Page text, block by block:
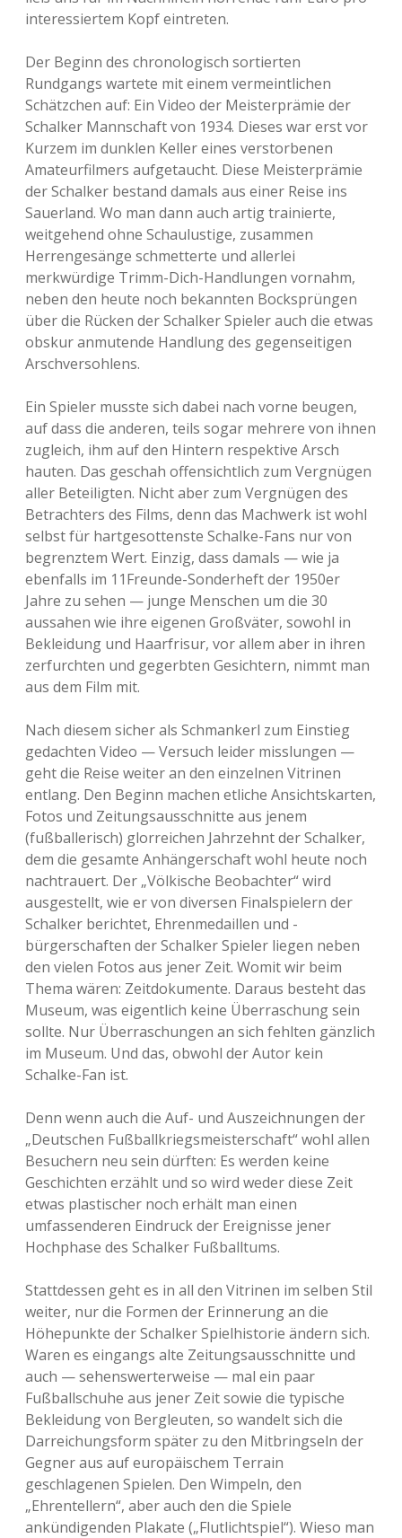
interessiertem Kopf eintreten.
Der Beginn des chronologisch sortierten
Rundgangs wartete mit einem vermeintlichen
Schätzchen auf: Ein Video der Meisterprämie der
Schalker Mannschaft von 1934. Dieses war erst vor
Kurzem im dunklen Keller eines verstorbenen
Amateurfilmers aufgetaucht. Diese Meisterprämie
der Schalker bestand damals aus einer Reise ins
Sauerland. Wo man dann auch artig trainierte,
weitgehend ohne Schaulustige, zusammen
Herrengesänge schmetterte und allerlei
merkwürdige Trimm-Dich-Handlungen vornahm,
neben den heute noch bekannten Bocksprüngen
über die Rücken der Schalker Spieler auch die etwas
obskur anmutende Handlung des gegenseitigen
Arschversohlens.
Ein Spieler musste sich dabei nach vorne beugen,
auf dass die anderen, teils sogar mehrere von ihnen
zugleich, ihm auf den Hintern respektive Arsch
hauten. Das geschah offensichtlich zum Vergnügen
aller Beteiligten. Nicht aber zum Vergnügen des
Betrachters des Films, denn das Machwerk ist wohl
selbst für hartgesottenste Schalke-Fans nur von
begrenztem Wert. Einzig, dass damals — wie ja
ebenfalls im 11Freunde-Sonderheft der 1950er
Jahre zu sehen — junge Menschen um die 30
aussahen wie ihre eigenen Großväter, sowohl in
Bekleidung und Haarfrisur, vor allem aber in ihren
zerfurchten und gegerbten Gesichtern, nimmt man
aus dem Film mit.
Nach diesem sicher als Schmankerl zum Einstieg
gedachten Video — Versuch leider misslungen —
geht die Reise weiter an den einzelnen Vitrinen
entlang. Den Beginn machen etliche Ansichtskarten,
Fotos und Zeitungsausschnitte aus jenem
(fußballerisch) glorreichen Jahrzehnt der Schalker,
dem die gesamte Anhängerschaft wohl heute noch
nachtrauert. Der „Völkische Beobachter“ wird
ausgestellt, wie er von diversen Finalspielern der
Schalker berichtet, Ehrenmedaillen und -
bürgerschaften der Schalker Spieler liegen neben
den vielen Fotos aus jener Zeit. Womit wir beim
Thema wären: Zeitdokumente. Daraus besteht das
Museum, was eigentlich keine Überraschung sein
sollte. Nur Überraschungen an sich fehlten gänzlich
im Museum. Und das, obwohl der Autor kein
Schalke-Fan ist.
Denn wenn auch die Auf- und Auszeichnungen der
„Deutschen Fußballkriegsmeisterschaft“ wohl allen
Besuchern neu sein dürften: Es werden keine
Geschichten erzählt und so wird weder diese Zeit
etwas plastischer noch erhält man einen
umfassenderen Eindruck der Ereignisse jener
Hochphase des Schalker Fußballtums.
Stattdessen geht es in all den Vitrinen im selben Stil
weiter, nur die Formen der Erinnerung an die
Höhepunkte der Schalker Spielhistorie ändern sich.
Waren es eingangs alte Zeitungsausschnitte und
auch — sehenswerterweise — mal ein paar
Fußballschuhe aus jener Zeit sowie die typische
Bekleidung von Bergleuten, so wandelt sich die
Darreichungsform später zu den Mitbringseln der
Gegner aus auf europäischem Terrain
geschlagenen Spielen. Den Wimpeln, den
„Ehrentellern“, aber auch den die Spiele
ankündigenden Plakate („Flutlichtspiel“). Wieso man